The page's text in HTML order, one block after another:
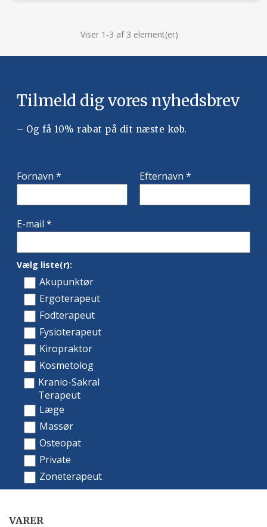
Viser 1-3 af 3 element(er)
VARER